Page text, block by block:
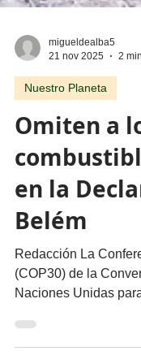
migueldealba5
21 nov 2025
2
Nuestro Planeta
Omiten a
en la
Belém
Redacción La
(COP30) de la